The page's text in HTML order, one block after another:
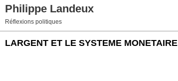
Philippe Landeux
Réflexions politiques
LARGENT ET LE SYSTEME MONETAIRE